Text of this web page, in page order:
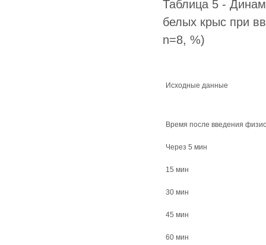
Таблица 5 -
белых крыс при
n=8, %)
Исходные данные
Время после введения
Через 5 мин
15 мин
30 мин
45 мин
60 мин